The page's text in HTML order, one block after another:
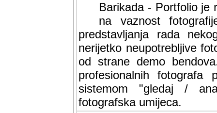
Barikada - Portfolio je
na vaznost
predstavljanja rada
nerijetko neupotrebljive
od strane demo
profesionalnih fotografa
sistemom "gledaj /
fotografska umijeca.